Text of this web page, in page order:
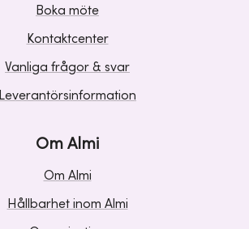
Boka möte
Kontaktcenter
Vanliga frågor & svar
Leverantörsinformation
Om Almi
Om Almi
Hållbarhet inom Almi